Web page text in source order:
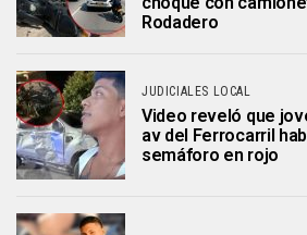
Rodadero
JUDICIALES LOCAL
Video reveló que
av del Ferrocarril
semáforo en rojo